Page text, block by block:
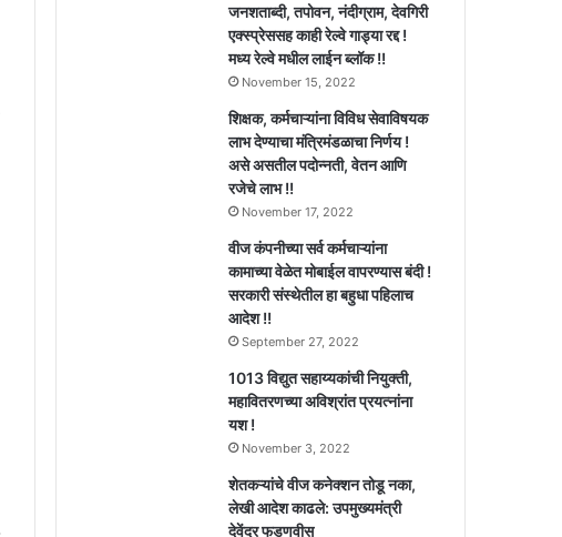
जनशताब्दी, तपोवन, नंदीग्राम, देवगिरी
एक्स्प्रेससह काही रेल्वे गाड्या रद्द !
मध्य रेल्वे मधील लाईन ब्लॉक !!
November 15, 2022
शिक्षक, कर्मचाऱ्यांना विविध सेवाविषयक
लाभ देण्याचा मंत्रिमंडळाचा निर्णय !
असे असतील पदोन्नती, वेतन आणि
रजेचे लाभ !!
November 17, 2022
वीज कंपनीच्या सर्व कर्मचाऱ्यांना
कामाच्या वेळेत मोबाईल वापरण्यास बंदी !
सरकारी संस्थेतील हा बहुधा पहिलाच
आदेश !!
September 27, 2022
1013 विद्युत सहाय्यकांची नियुक्ती,
महावितरणच्या अविश्रांत प्रयत्नांना
यश !
November 3, 2022
शेतकऱ्यांचे वीज कनेक्शन तोडू नका,
लेखी आदेश काढले: उपमुख्यमंत्री
देवेंद्र फडणवीस